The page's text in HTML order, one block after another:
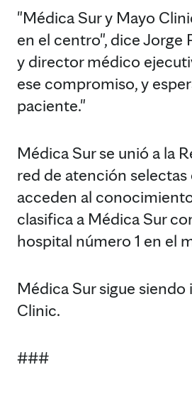
"Médica Sur y Mayo
en el centro", dice Jorge
y director médico
ese compromiso, y
paciente."
Médica Sur se unió a la
red de atención
acceden al
clasifica a Médica Sur
hospital número 1 en el
Médica Sur sigue
Clinic.
###